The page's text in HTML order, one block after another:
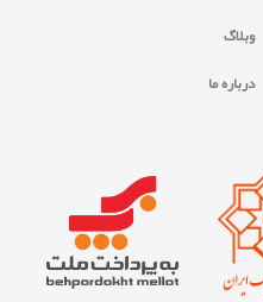
وبلاگ
درباره ما